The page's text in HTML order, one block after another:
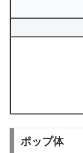
ポップ体